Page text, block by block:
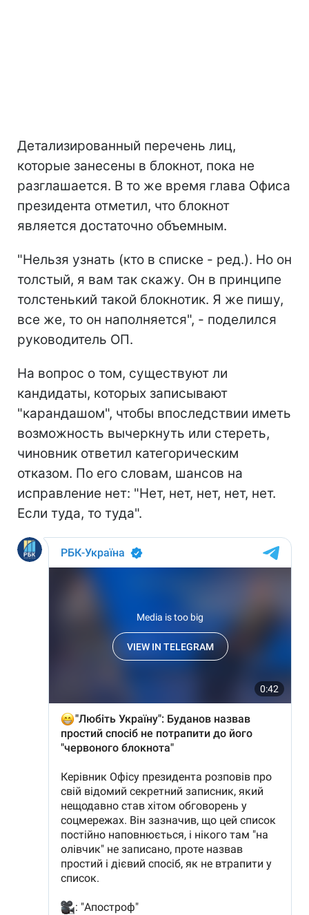
Детализированный перечень лиц,
которые занесены в блокнот, пока не
разглашается. В то же время глава Офиса
президента отметил, что блокнот
является достаточно объемным.
"Нельзя узнать (кто в списке - ред.). Но он
толстый, я вам так скажу. Он в принципе
толстенький такой блокнотик. Я же пишу,
все же, то он наполняется", - поделился
руководитель ОП.
На вопрос о том, существуют ли
кандидаты, которых записывают
"карандашом", чтобы впоследствии иметь
возможность вычеркнуть или стереть,
чиновник ответил категорическим
отказом. По его словам, шансов на
исправление нет: "Нет, нет, нет, нет, нет.
Если туда, то туда".